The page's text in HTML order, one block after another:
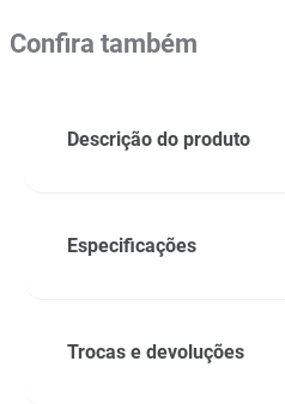
Confira também
Descrição do produto
Especificações
Trocas e devoluções